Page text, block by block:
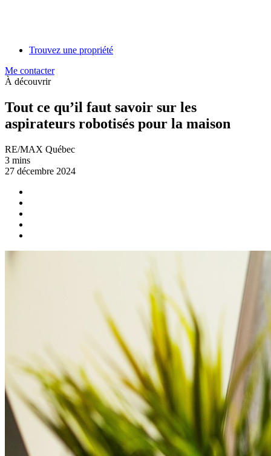
Trouvez une propriété
Me contacter
À découvrir
Tout ce qu’il faut savoir sur les
aspirateurs robotisés pour la maison
RE/MAX Québec
3 mins
27 décembre 2024